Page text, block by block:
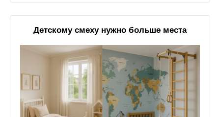
Детскому смеху нужно больше места